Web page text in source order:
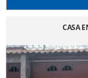
CASA